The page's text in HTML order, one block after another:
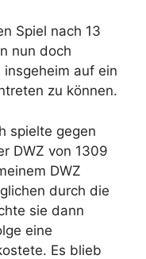
Spiel nach 13
nun doch
auf ein
zu können.
spielte gegen
DWZ von 1309
DWZ
durch die
sie dann
eine
Es blieb